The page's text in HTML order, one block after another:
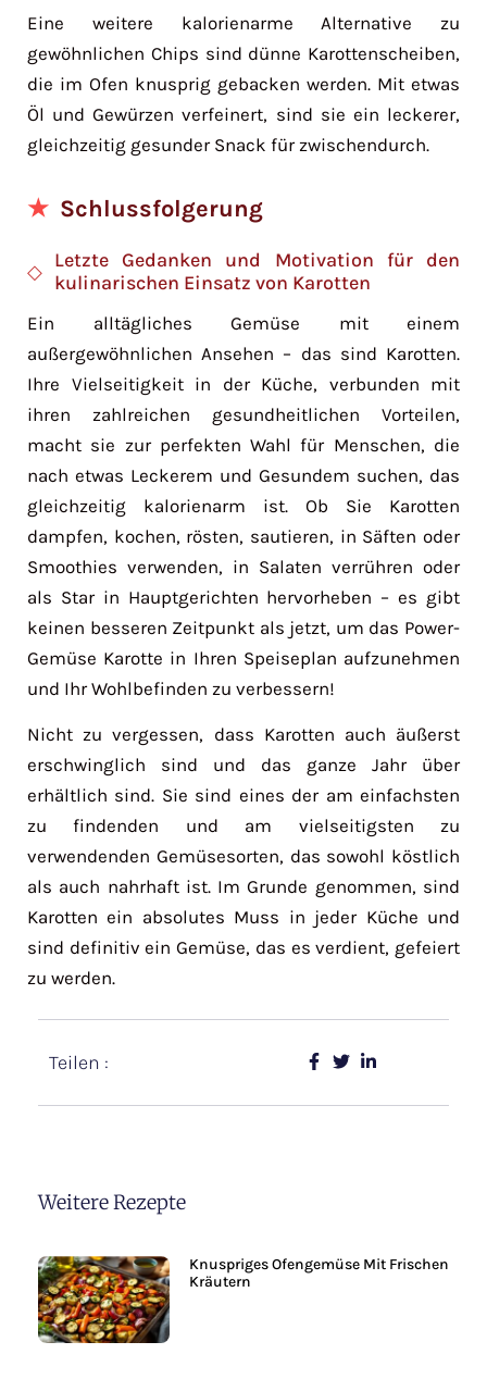
Eine weitere kalorienarme Alternative zu
gewöhnlichen Chips sind dünne Karottenscheiben,
die im Ofen knusprig gebacken werden. Mit etwas
Öl und Gewürzen verfeinert, sind sie ein leckerer,
gleichzeitig gesunder Snack für zwischendurch.
Schlussfolgerung
Letzte Gedanken und Motivation für den
kulinarischen Einsatz von Karotten
Ein alltägliches Gemüse mit einem
außergewöhnlichen Ansehen – das sind Karotten.
Ihre Vielseitigkeit in der Küche, verbunden mit
ihren zahlreichen gesundheitlichen Vorteilen,
macht sie zur perfekten Wahl für Menschen, die
nach etwas Leckerem und Gesundem suchen, das
gleichzeitig kalorienarm ist. Ob Sie Karotten
dampfen, kochen, rösten, sautieren, in Säften oder
Smoothies verwenden, in Salaten verrühren oder
als Star in Hauptgerichten hervorheben – es gibt
keinen besseren Zeitpunkt als jetzt, um das Power-
Gemüse Karotte in Ihren Speiseplan aufzunehmen
und Ihr Wohlbefinden zu verbessern!
Nicht zu vergessen, dass Karotten auch äußerst
erschwinglich sind und das ganze Jahr über
erhältlich sind. Sie sind eines der am einfachsten
zu findenden und am vielseitigsten zu
verwendenden Gemüsesorten, das sowohl köstlich
als auch nahrhaft ist. Im Grunde genommen, sind
Karotten ein absolutes Muss in jeder Küche und
sind definitiv ein Gemüse, das es verdient, gefeiert
zu werden.
Teilen :
Weitere Rezepte
Knuspriges Ofengemüse Mit Frischen
Kräutern